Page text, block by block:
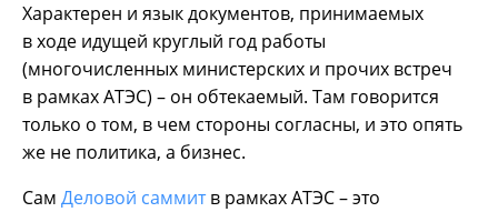
Характерен и язык документов, принимаемых
в ходе идущей круглый год работы
(многочисленных министерских и прочих встреч
в рамках АТЭС) – он обтекаемый. Там говорится
только о том, в чем стороны согласны, и это опять
же не политика, а бизнес.
Сам Деловой саммитв рамках АТЭС – это